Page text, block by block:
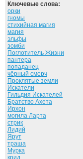
Ключевые слова:
орки
гномы
стихийная магия
магия
эльфы
зомби
Поглотитель Жизни
пантера
попаданец
чёрный смерч
Проклятые земли
Искатели
Гильдия Искателей
Братство Ахета
Ирхон
могила Ларта
стрик
Лидий
Ярут
траша
Мурка
крид